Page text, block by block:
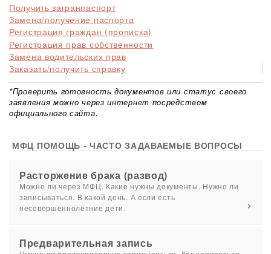
Получить загранпаспорт
Замена/получение паспорта
Регистрация граждан (прописка)
Регистрация прав собственности
Замена водительских прав
Заказать/получить справку
*Проверить готовность документов или статус своего
заявления можно через интернет посредством
официального сайта.
МФЦ ПОМОЩЬ - ЧАСТО ЗАДАВАЕМЫЕ ВОПРОСЫ
Расторжение брака (развод)
Можно ли через МФЦ. Какие нужны документы. Нужно ли
записываться. В какой день. А если есть
несовершеннолетние дети.
Предварительная запись